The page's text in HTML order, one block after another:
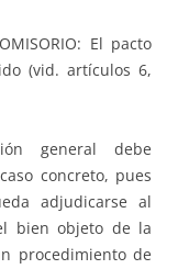
El pacto
(vid. artículos 6,
general debe
concreto, pues
adjudicarse al
bien objeto de la
procedimiento de